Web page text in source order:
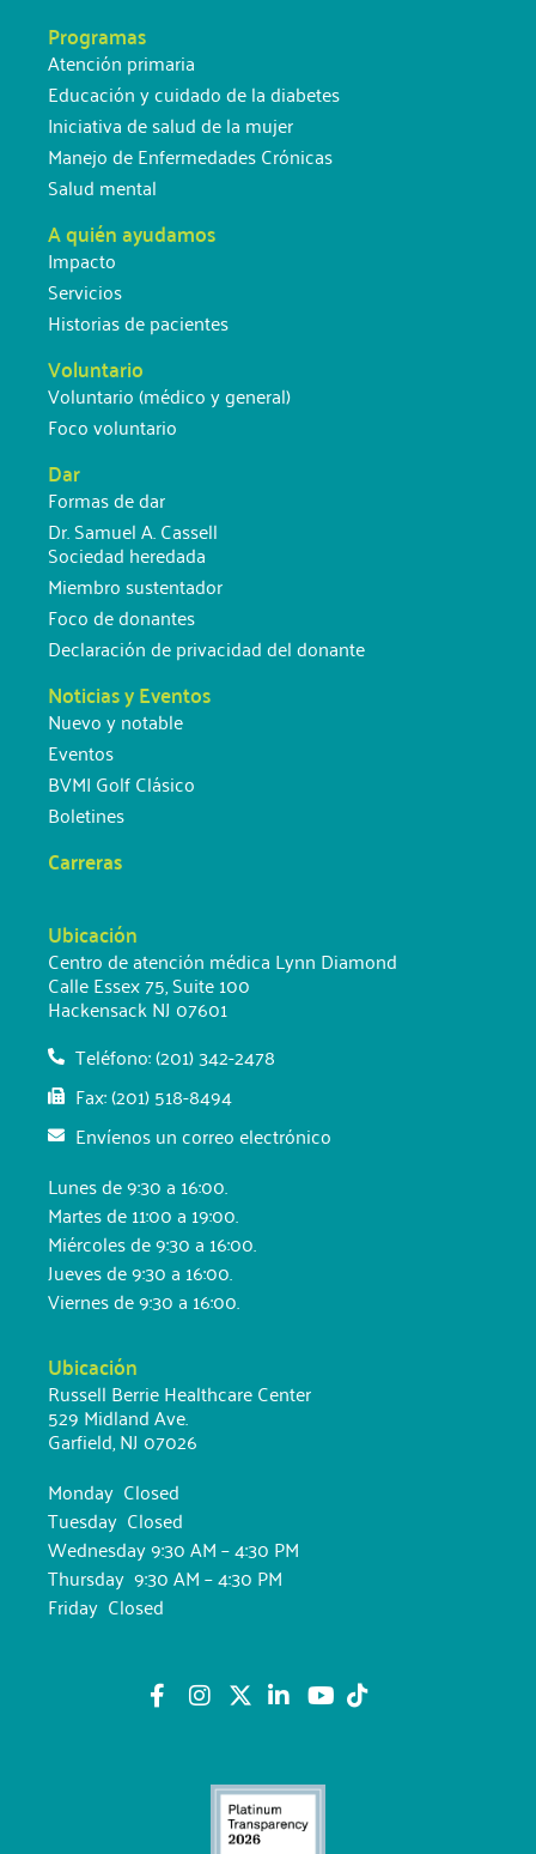
Programas
Atención primaria
Educación y cuidado de la diabetes
Iniciativa de salud de la mujer
Manejo de Enfermedades Crónicas
Salud mental
A quién ayudamos
Impacto
Servicios
Historias de pacientes
Voluntario
Voluntario (médico y general)
Foco voluntario
Dar
Formas de dar
Dr. Samuel A. Cassell
Sociedad heredada
Miembro sustentador
Foco de donantes
Declaración de privacidad del donante
Noticias y Eventos
Nuevo y notable
Eventos
BVMI Golf Clásico
Boletines
Carreras
Ubicación
Centro de atención médica Lynn Diamond
Calle Essex 75, Suite 100
Hackensack NJ 07601
Teléfono: (201) 342-2478
Fax: (201) 518-8494
Envíenos un correo electrónico
Lunes de 9:30 a 16:00.
Martes de 11:00 a 19:00.
Miércoles de 9:30 a 16:00.
Jueves de 9:30 a 16:00.
Viernes de 9:30 a 16:00.
Ubicación
Russell Berrie Healthcare Center
529 Midland Ave.
Garfield, NJ 07026
Monday Closed
Tuesday Closed
Wednesday 9:30 AM – 4:30 PM
Thursday 9:30 AM – 4:30 PM
Friday Closed